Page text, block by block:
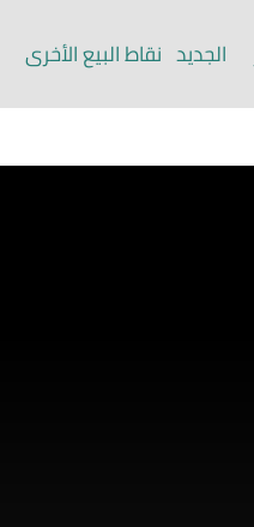
الجديد نقاط البيع الأخرى